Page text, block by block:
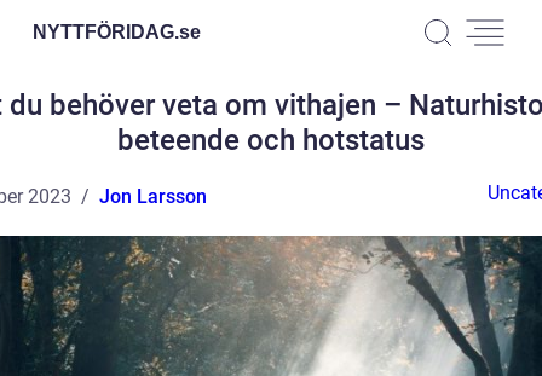
NYTTFÖRIDAG.se
du behöver veta om vithajen –
beteende och hotstatus
2023 Jon Larsson